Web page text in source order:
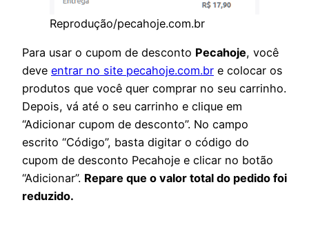
Reprodução/pecahoje.com.br
Para usar o cupom de desconto Pecahoje, você
deve entrar no site pecahoje.com.br e colocar os
produtos que você quer comprar no seu carrinho.
Depois, vá até o seu carrinho e clique em
“Adicionar cupom de desconto”. No campo
escrito “Código”, basta digitar o código do
cupom de desconto Pecahoje e clicar no botão
“Adicionar”. Repare que o valor total do pedido foi
reduzido.